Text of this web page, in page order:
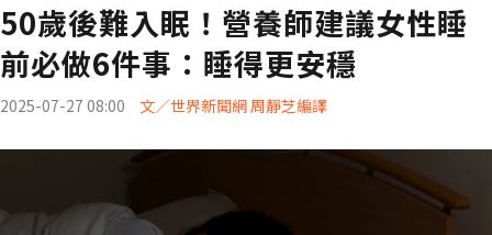
50歲後難入眠！營養師建議女性睡
前必做6件事：睡得更安穩
2025-07-27 08:00 文／世界新聞網 周靜芝編譯